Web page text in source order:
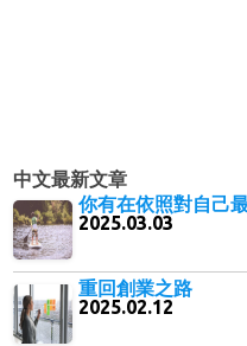
中文最新文章
你有在依照對自己
2025.03.03
重回創業之路
2025.02.12